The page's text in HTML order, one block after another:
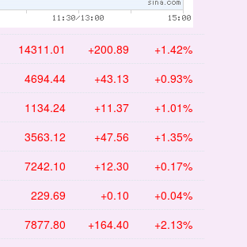
14311.01 +200.89 +1.42%
4694.44 +43.13 +0.93%
1134.24 +11.37 +1.01%
3563.12 +47.56 +1.35%
7242.10 +12.30 +0.17%
229.69 +0.10 +0.04%
7877.80 +164.40 +2.13%